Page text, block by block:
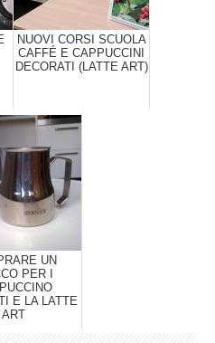
NUOVI CORSI SCUOLA
CAFFÉ E CAPPUCCINI
DECORATI (LATTE ART)
UN
PER I
E LA LATTE
ART